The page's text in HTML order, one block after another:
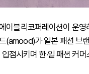
이블리코퍼레이션이 운영
(amood)가 일본 패션 브
점시키며 한·일 패션 커